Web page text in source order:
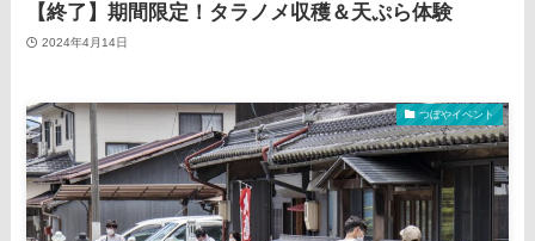
【終了】期間限定！タラノメ収穫＆天ぷら体験
2024年4月14日
つぼやイベント